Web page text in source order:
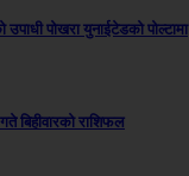
पोखरा युनाईटेडको पोल्टामा
बिहीवारको राशिफल